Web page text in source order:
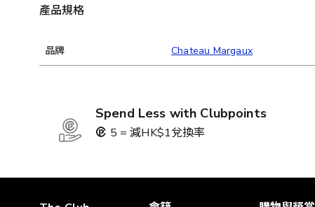
產品規格
品牌 Chateau Margaux
Spend Less with Clubpoints
5 = 減HK$1兌換率